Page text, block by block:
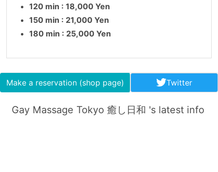
120 min : 18,000 Yen
150 min : 21,000 Yen
180 min : 25,000 Yen
Make a reservation (shop page) Twitter
Gay Massage Tokyo 癒し日和 's latest info